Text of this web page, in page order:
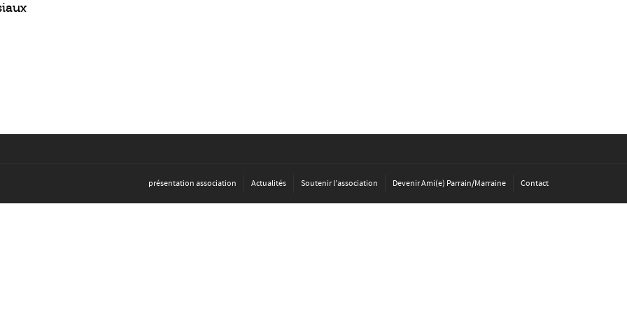
présentation association Actualités Soutenir l’association Devenir Ami(e) Parrain/Marraine Contact